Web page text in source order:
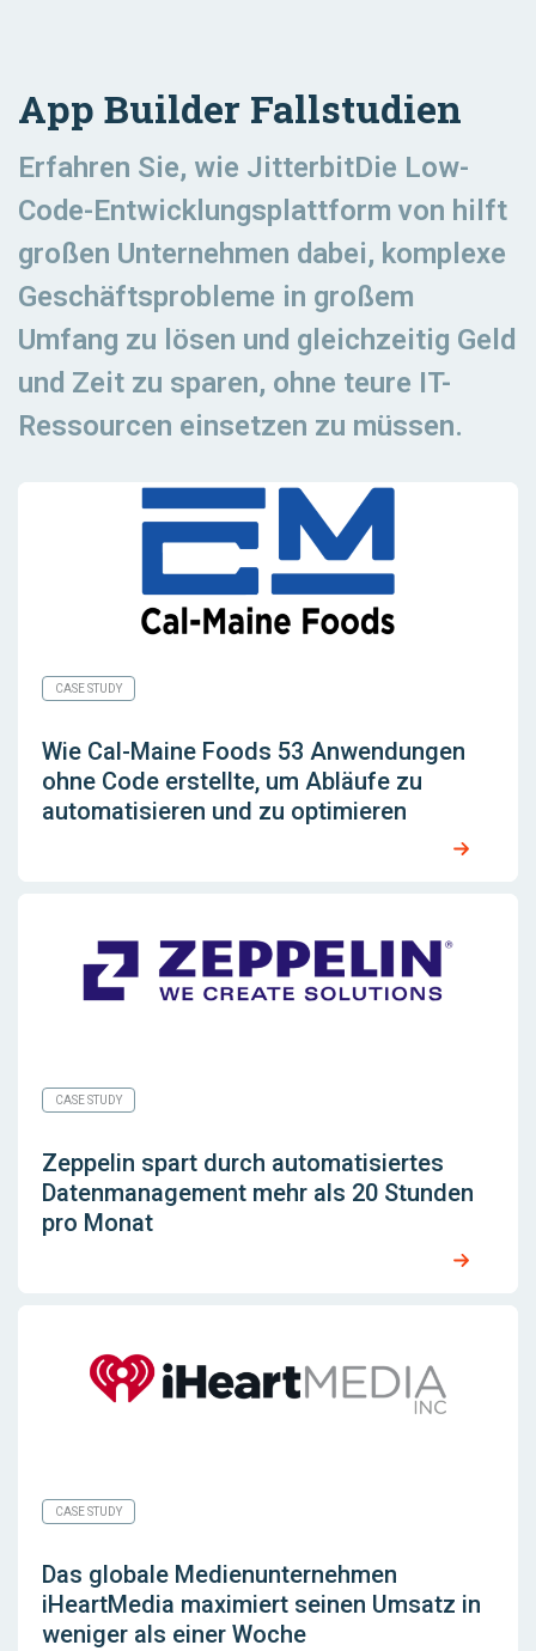
App Builder Fallstudien
Erfahren Sie, wie JitterbitDie Low-
Code-Entwicklungsplattform von hilft
großen Unternehmen dabei, komplexe
Geschäftsprobleme in großem
Umfang zu lösen und gleichzeitig Geld
und Zeit zu sparen, ohne teure IT-
Ressourcen einsetzen zu müssen.
CASE STUDY
Wie Cal-Maine Foods 53 Anwendungen
ohne Code erstellte, um Abläufe zu
automatisieren und zu optimieren
CASE STUDY
Zeppelin spart durch automatisiertes
Datenmanagement mehr als 20 Stunden
pro Monat
CASE STUDY
Das globale Medienunternehmen
iHeartMedia maximiert seinen Umsatz in
weniger als einer Woche